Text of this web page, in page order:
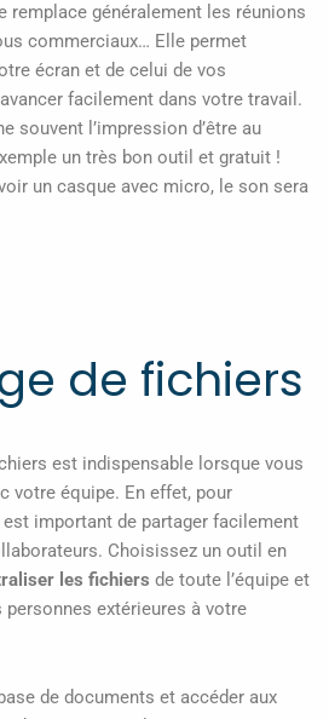
remplace généralement les réunions
commerciaux… Elle permet
écran et de celui de vos
facilement dans votre travail.
souvent l’impression d’être au
un très bon outil et gratuit !
un casque avec micro, le son sera
de fichiers
est indispensable lorsque vous
votre équipe. En effet, pour
important de partager facilement
Choisissez un outil en
les fichiers de toute l’équipe et
personnes extérieures à votre
de documents et accéder aux